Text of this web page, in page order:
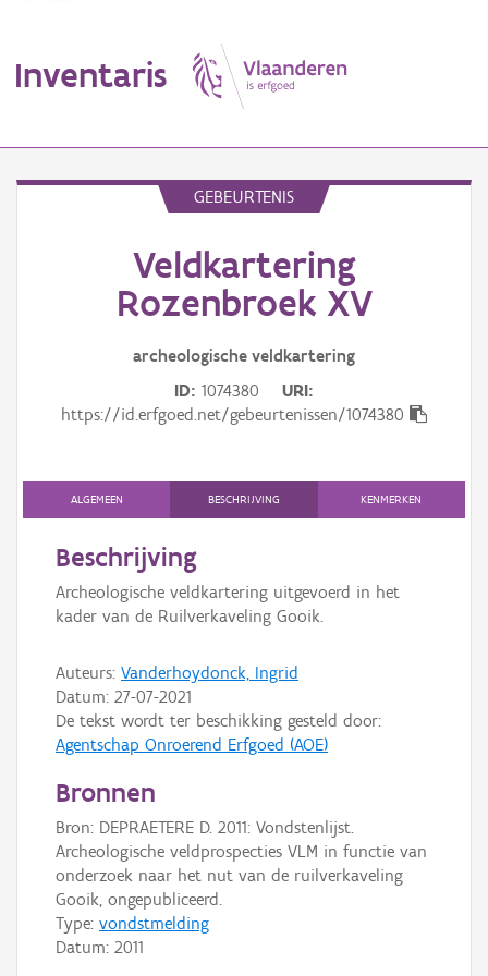
Inventaris
Aanduidingsobject
Persoon of collectief
Downloads
Hergebruik
GEBEURTENIS
Veldkartering
Rozenbroek XV
archeologische veldkartering
ID 1074380
URI
https://id.erfgoed.net/gebeurtenissen/1074380
ALGEMEEN BESCHRIJVING KENMERKEN
Beschrijving
Archeologische veldkartering uitgevoerd in het
kader van de Ruilverkaveling Gooik.
Auteurs: Vanderhoydonck, Ingrid
Datum: 27-07-2021
De tekst wordt ter beschikking gesteld door:
Agentschap Onroerend Erfgoed (AOE)
Bronnen
Bron: DEPRAETERE D. 2011: Vondstenlijst.
Archeologische veldprospecties VLM in functie van
onderzoek naar het nut van de ruilverkaveling
Gooik, ongepubliceerd.
Type: vondstmelding
Datum: 2011